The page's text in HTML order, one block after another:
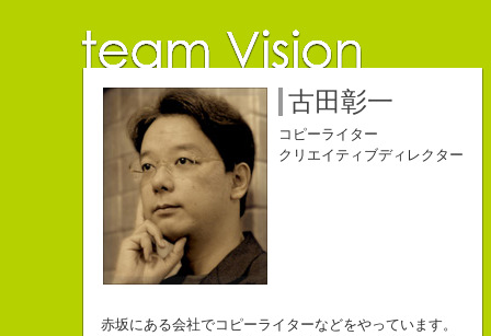
佐藤延夫
コピーライター
チームVision 事務局長
保持壮太郎
コピーライター
自己紹介ジェネレーターというサイトがある。試しにやってみた。
小山佳奈
コピーライター
なにがしか書いていられるしごとはとっても
中村直史
コピーライター
長崎県五島市出身
江口順也
コピーライター
Copy writer
名雪祐平
コピーライター
クリエイティブディレクター
初対面の人によく言われる。
古田彰一
コピーライター
クリエイティブディレクター
赤坂にある会社でコピーライターなどをやっています。